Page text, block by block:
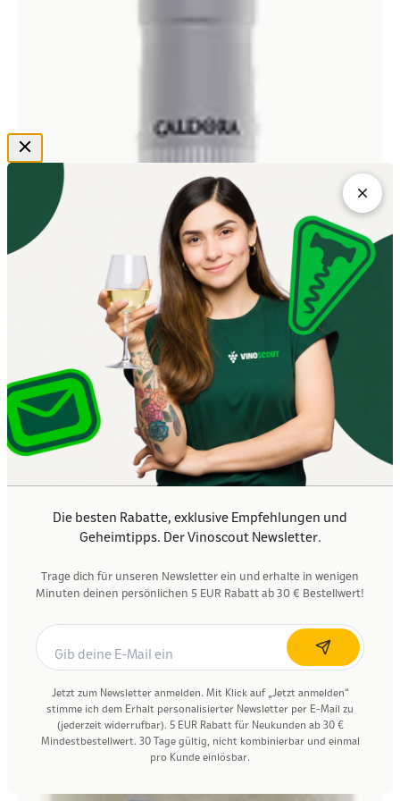
Die besten Rabatte, exklusive Empfehlungen und
Geheimtipps. Der Vinoscout Newsletter.
Trage dich für unseren Newsletter ein und erhalte in wenigen
Minuten deinen persönlichen 5 EUR Rabatt ab 30 € Bestellwert!
Jetzt zum Newsletter anmelden. Mit Klick auf „Jetzt anmelden“
stimme ich dem Erhalt personalisierter Newsletter per E-Mail zu
(jederzeit widerrufbar). 5 EUR Rabatt für Neukunden ab 30 €
Mindestbestellwert. 30 Tage gültig, nicht kombinierbar und einmal
pro Kunde einlösbar.